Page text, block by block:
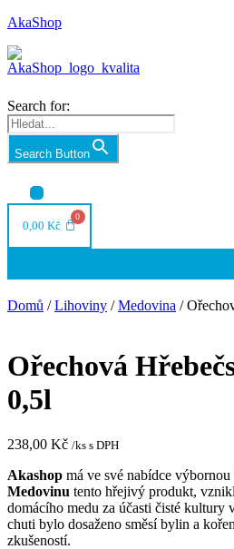
AkaShop
Search for:
Search Button
Nabídka
0,00 Kč
Domů /Lihoviny /Medovina /
Ořechová
0,5l
238,00 Kč /ks s DPH
Akashop má ve své nabídce výbornou
Medovinu tento hřejivý produkt,
domácího medu za účasti čisté kultury
chuti bylo dosaženo směsí bylin a
zkušeností.